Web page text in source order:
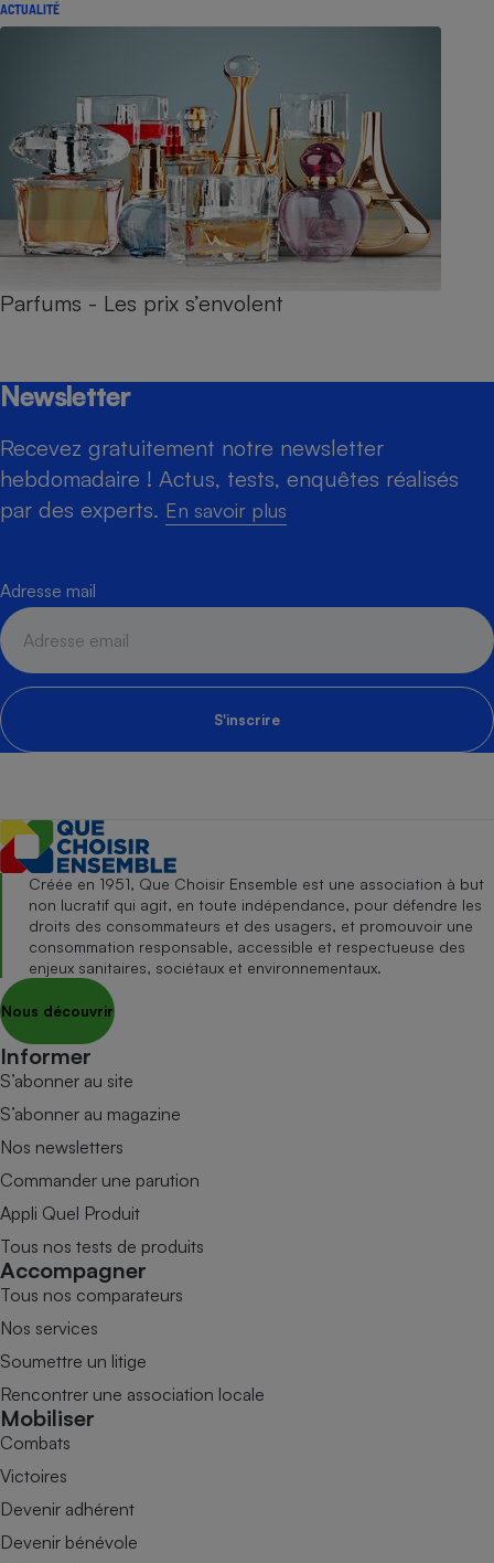
ACTUALITÉ
Parfums - Les prix s’envolent
Newsletter
Recevez gratuitement notre newsletter
hebdomadaire ! Actus, tests, enquêtes réalisés
par des experts. En savoir plus
Adresse mail
S'inscrire
Créée en 1951, Que Choisir Ensemble est une association à but
non lucratif qui agit, en toute indépendance, pour défendre les
droits des consommateurs et des usagers, et promouvoir une
consommation responsable, accessible et respectueuse des
enjeux sanitaires, sociétaux et environnementaux.
Nous découvrir
Informer
S’abonner au site
S’abonner au magazine
Nos newsletters
Commander une parution
Appli Quel Produit
Tous nos tests de produits
Accompagner
Tous nos comparateurs
Nos services
Soumettre un litige
Rencontrer une association locale
Mobiliser
Combats
Victoires
Devenir adhérent
Devenir bénévole